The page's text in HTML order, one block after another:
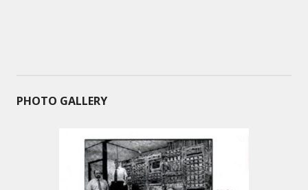
PHOTO GALLERY